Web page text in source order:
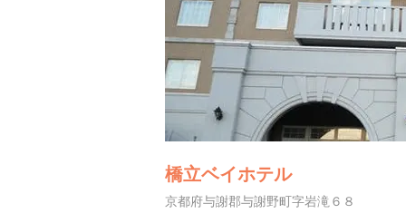
橋立ベイホテル
京都府与謝郡与謝野町字岩滝６８